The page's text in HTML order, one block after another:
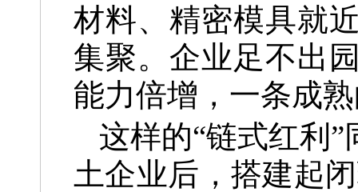
材料、精密模具就
集聚。企业足不出
能力倍增，一条成
这样的“链式红利
土企业后，搭建起